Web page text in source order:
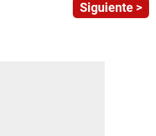
Siguiente >